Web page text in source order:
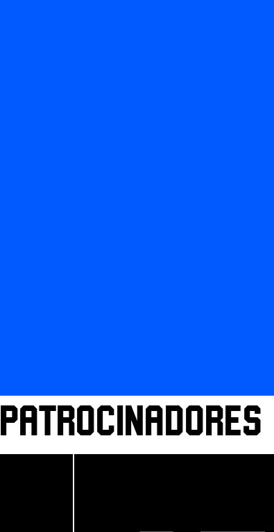
PATROCINADORES